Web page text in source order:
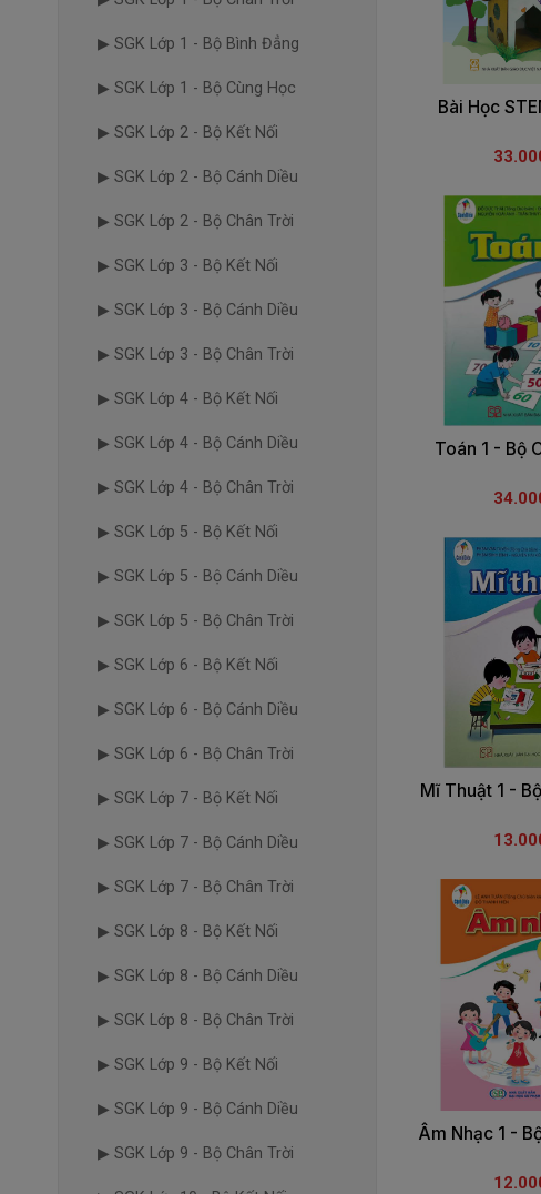
▶ SGK Lớp 1 - Bộ Bình Đẳng
▶ SGK Lớp 1 - Bộ Cùng Học
▶ SGK Lớp 2 - Bộ Kết Nối
▶ SGK Lớp 2 - Bộ Cánh Diều
▶ SGK Lớp 2 - Bộ Chân Trời
▶ SGK Lớp 3 - Bộ Kết Nối
▶ SGK Lớp 3 - Bộ Cánh Diều
▶ SGK Lớp 3 - Bộ Chân Trời
▶ SGK Lớp 4 - Bộ Kết Nối
▶ SGK Lớp 4 - Bộ Cánh Diều
▶ SGK Lớp 4 - Bộ Chân Trời
▶ SGK Lớp 5 - Bộ Kết Nối
▶ SGK Lớp 5 - Bộ Cánh Diều
▶ SGK Lớp 5 - Bộ Chân Trời
▶ SGK Lớp 6 - Bộ Kết Nối
▶ SGK Lớp 6 - Bộ Cánh Diều
▶ SGK Lớp 6 - Bộ Chân Trời
▶ SGK Lớp 7 - Bộ Kết Nối
▶ SGK Lớp 7 - Bộ Cánh Diều
▶ SGK Lớp 7 - Bộ Chân Trời
▶ SGK Lớp 8 - Bộ Kết Nối
▶ SGK Lớp 8 - Bộ Cánh Diều
▶ SGK Lớp 8 - Bộ Chân Trời
▶ SGK Lớp 9 - Bộ Kết Nối
▶ SGK Lớp 9 - Bộ Cánh Diều
▶ SGK Lớp 9 - Bộ Chân Trời
Bài Học
Toán 1 - Bộ
Mĩ Thuật 1 -
Âm Nhạc 1 -